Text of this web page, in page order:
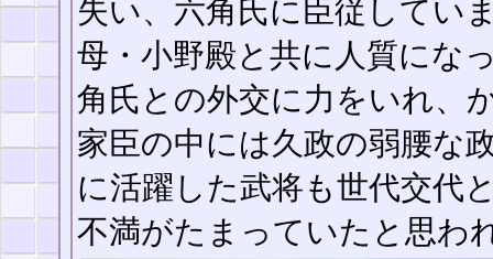
失い、六角氏に臣従してい
母・小野殿と共に人質にな
角氏との外交に力をいれ、
家臣の中には久政の弱腰な
に活躍した武将も世代交代
不満がたまっていたと思わ